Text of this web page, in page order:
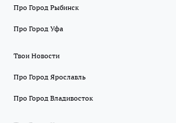
Про Город Рыбинск
Про Город Уфа
Твои Новости
Про Город Ярославль
Про Город Владивосток